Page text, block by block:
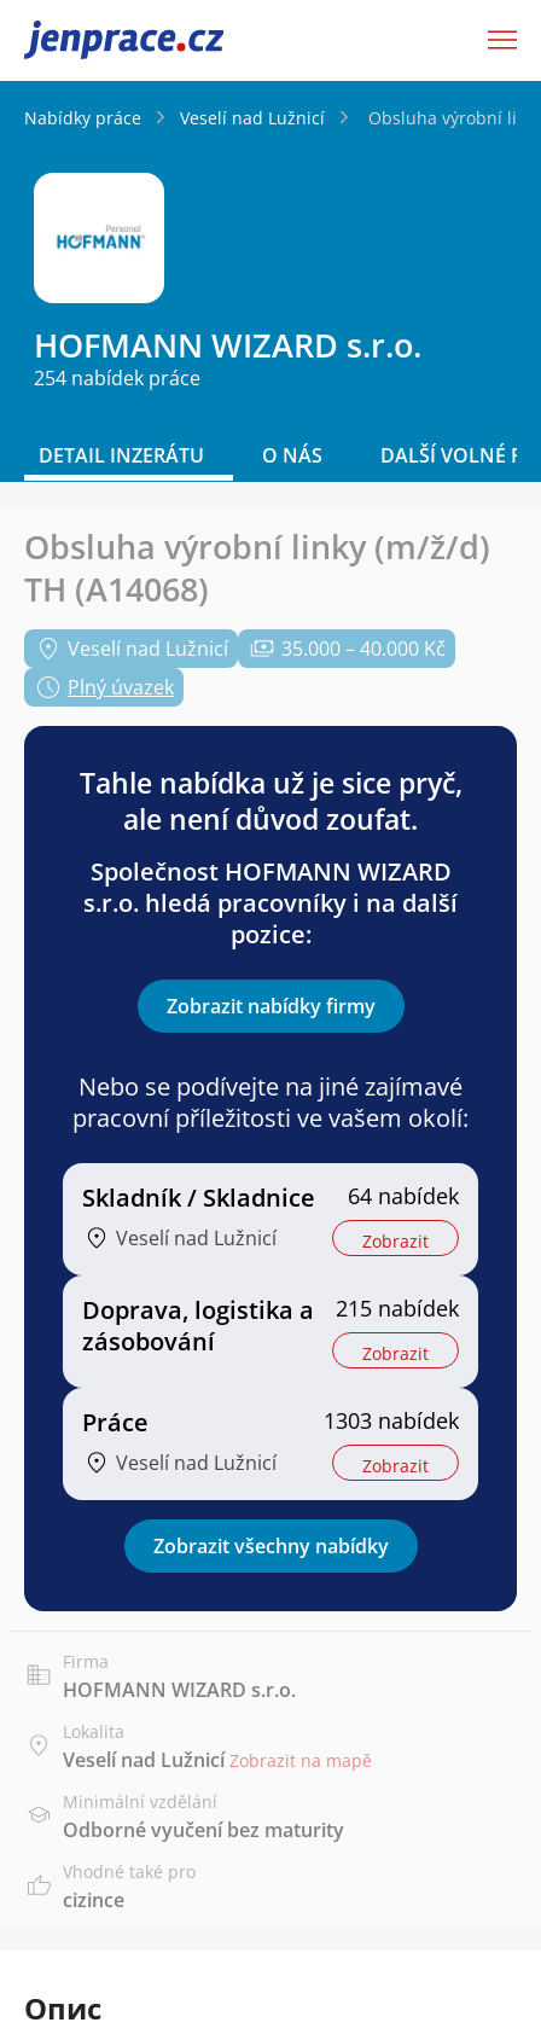
JenPráce.cz
Nabídky práce Veselí nad Lužnicí Obsluha výrobní
HOFMANN WIZARD s.r.o.
254 nabídek práce
DETAIL INZERÁTU O NÁS DALŠÍ VOLNÉ
Obsluha výrobní linky (m/ž/d)
TH (A14068)
Veselí nad Lužnicí
35.000 – 40.000 Kč
Plný úvazek
Tahle nabídka už je sice pryč,
ale není důvod zoufat.
Společnost HOFMANN WIZARD
s.r.o. hledá pracovníky i na další
pozice:
Zobrazit nabídky firmy
Nebo se podívejte na jiné zajímavé
pracovní příležitosti ve vašem okolí:
Skladník / Skladnice
Veselí nad Lužnicí
64 nabídek
Zobrazit
Doprava, logistika a
zásobování
215 nabídek
Zobrazit
Práce
Veselí nad Lužnicí
1303 nabídek
Zobrazit
Zobrazit všechny nabídky
Firma
HOFMANN WIZARD s.r.o.
Lokalita
Veselí nad Lužnicí Zobrazit na mapě
Minimální vzdělání
Odborné vyučení bez maturity
Vhodné také pro
cizince
Опис